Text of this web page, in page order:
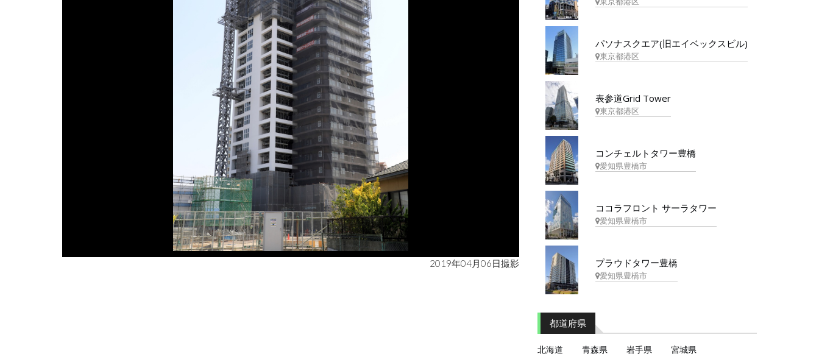
2019年04月06日撮影
パソナスクエア(旧エイベックスビル)
東京都港区
表参道Grid Tower
東京都港区
コンチェルトタワー豊橋
愛知県豊橋市
ココラフロント サーラタワー
愛知県豊橋市
プラウドタワー豊橋
愛知県豊橋市
都道府県
北海道 青森県 岩手県
宮城県